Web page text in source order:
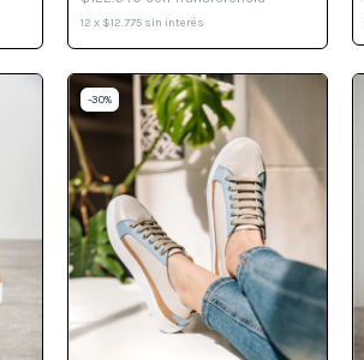
12 x $12.775 sin interés
-30%